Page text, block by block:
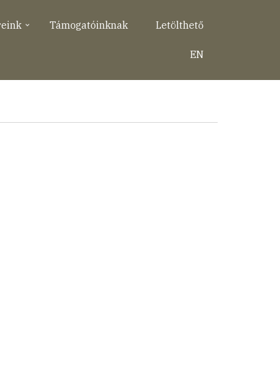
Támogatóinknak Letölthető
EN